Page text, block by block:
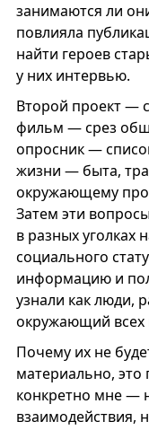
занимаются ли
повлияла
найти героев
у них интервью.
Второй проект —
фильм — срез
опросник —
жизни — быта,
окружающему
Затем эти
в разных уголках
социального
информацию и
узнали как люди,
окружающий всех
Почему их не
материально, это
конкретно мне —
взаимодействия,